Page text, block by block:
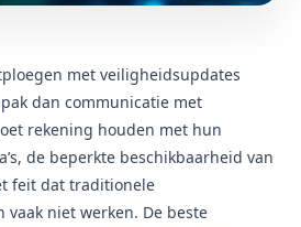
met veiligheidsupdates
dan communicatie met
rekening houden met hun
de beperkte beschikbaarheid van
feit dat traditionele
niet werken. De beste